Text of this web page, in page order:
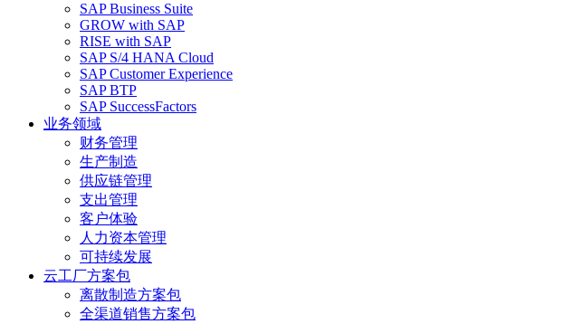
SAP Business Suite
GROW with SAP
RISE with SAP
SAP S/4 HANA Cloud
SAP Customer Experience
SAP BTP
SAP SuccessFactors
业务领域
财务管理
生产制造
供应链管理
支出管理
客户体验
人力资本管理
可持续发展
云工厂方案包
离散制造方案包
全渠道销售方案包